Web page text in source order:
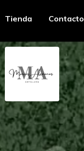
Tienda Contacto